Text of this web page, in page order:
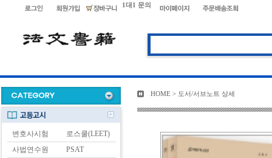
1대1 문의
변호사시험
로스쿨(LEET)
사법연수원
PSAT
HOME > 도서/서브노트 상세